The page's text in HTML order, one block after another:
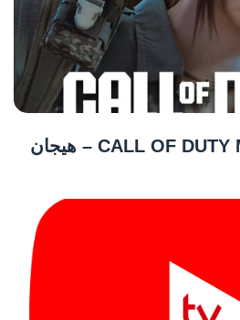
دانلود بازی CALL OF DUTY MOBILE – هیجان